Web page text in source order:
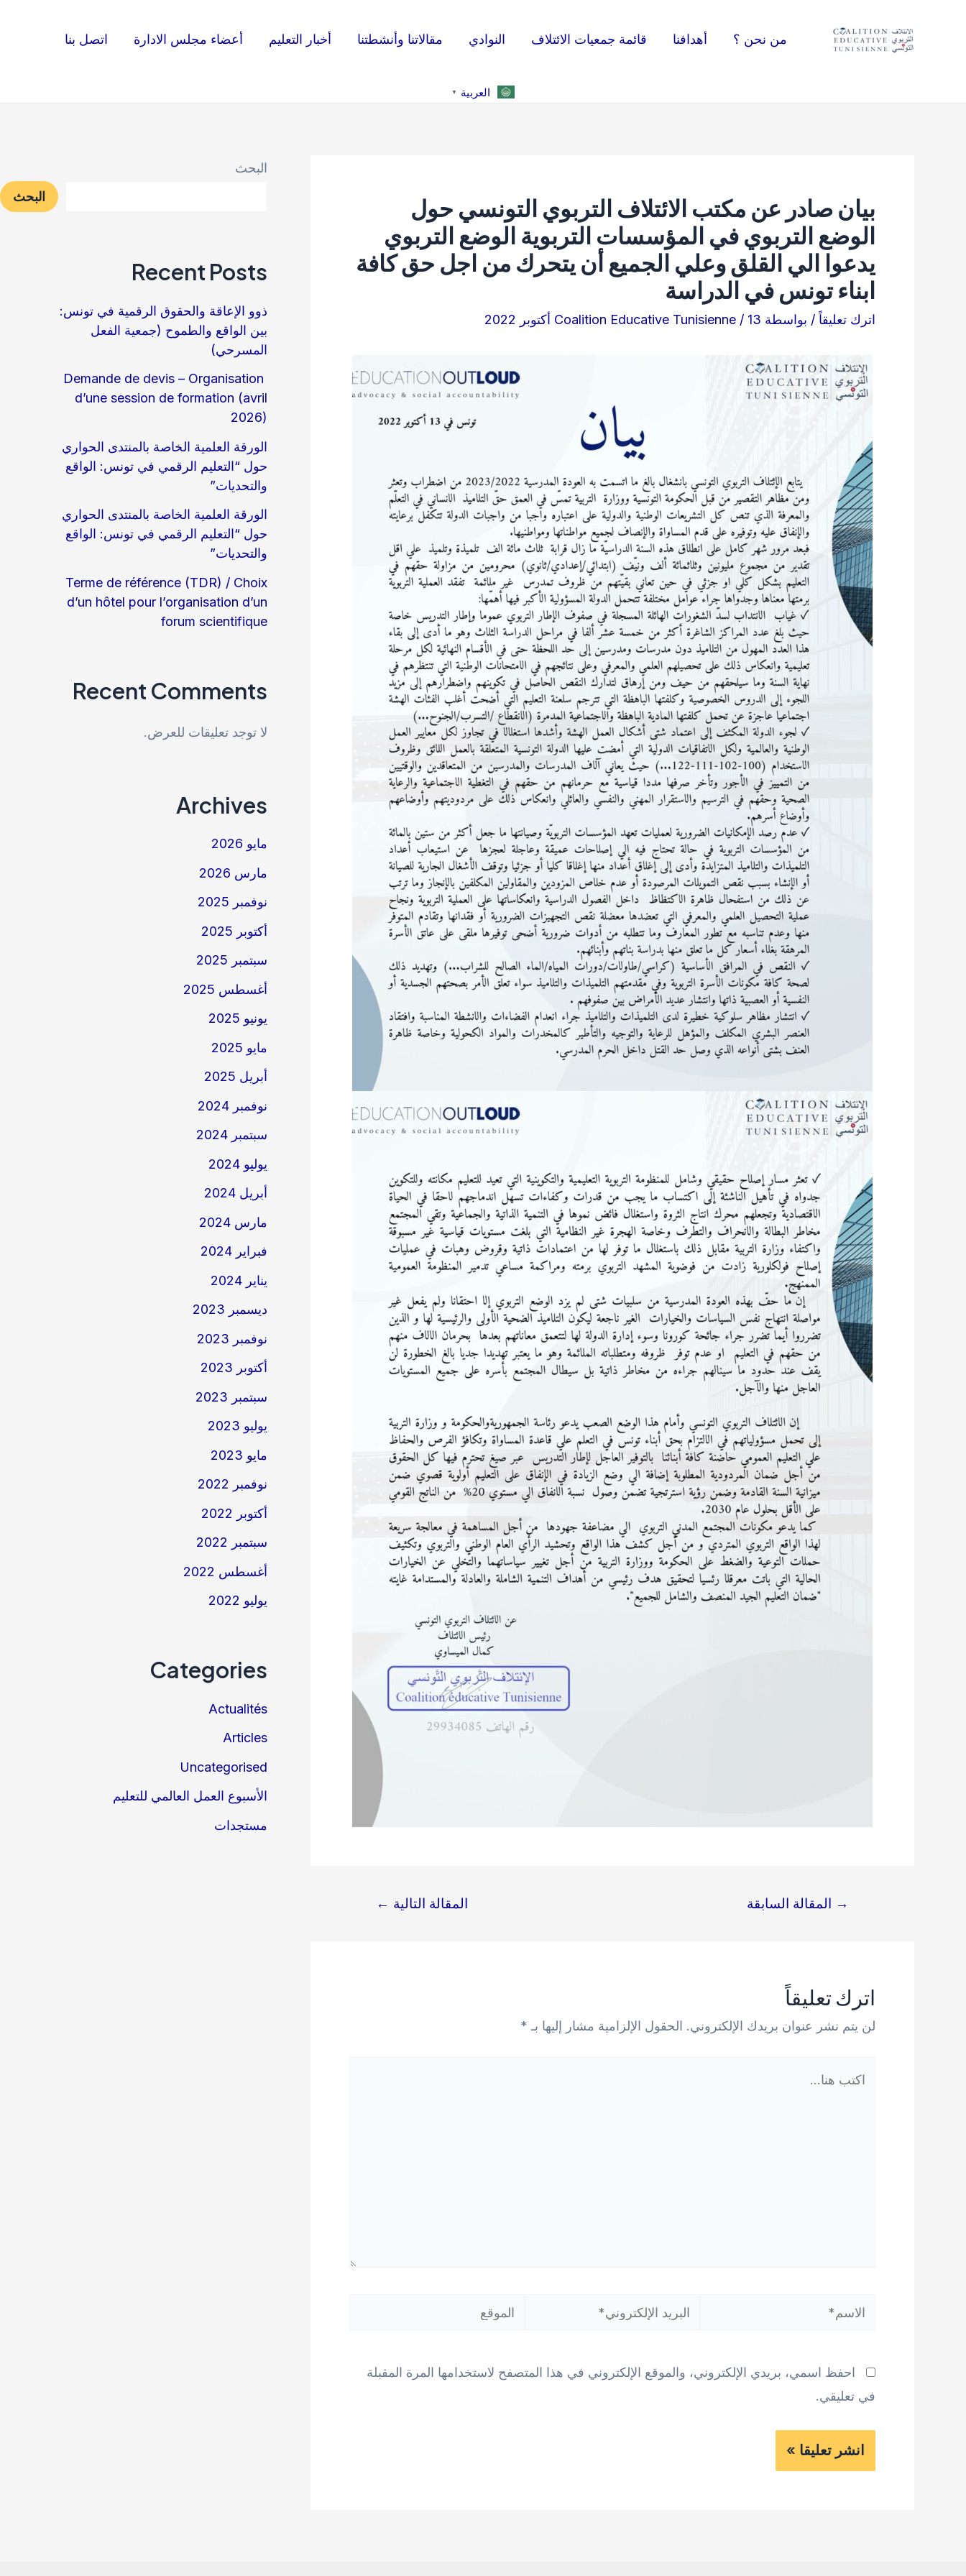
من نحن ؟ أهدافنا قائمة جمعيات الائتلاف النوادي مقالاتنا وأنشطتنا أخبار التعليم أعضاء مجلس الادارة اتصل بنا
العربية ▼
بيان صادر عن مكتب الائتلاف التربوي التونسي حول
الوضع التربوي في المؤسسات التربوية الوضع التربوي
يدعوا الي القلق وعلي الجميع أن يتحرك من اجل حق كافة
ابناء تونس في الدراسة
اترك تعليقاً / بواسطة Coalition Educative Tunisienne / 13 أكتوبر 2022
تصفّح→ المقالة السابقة المقالة التالية ←
اترك تعليقاً
لن يتم نشر عنوان بريدك الإلكتروني. الحقول الإلزامية مشار إليها بـ *
الاسم*
البريد
الموقع
احفظ اسمي، بريدي الإلكتروني، والموقع الإلكتروني في هذا المتصفح لاستخدامها المرة المقبلة
في تعليقي.
البحث
البحث
Recent Posts
ذوو الإعاقة والحقوق الرقمية في تونس:
بين الواقع والطموح (جمعية الفعل
المسرحي)
Demande de devis – Organisation
d’une session de formation (avril
2026)
الورقة العلمية الخاصة بالمنتدى الحواري
حول “التعليم الرقمي في تونس: الواقع
والتحديات”
الورقة العلمية الخاصة بالمنتدى الحواري
حول “التعليم الرقمي في تونس: الواقع
والتحديات”
Terme de référence (TDR) / Choix
d’un hôtel pour l’organisation d’un
forum scientifique
Recent Comments
لا توجد تعليقات للعرض.
Archives
مايو 2026
مارس 2026
نوفمبر 2025
أكتوبر 2025
سبتمبر 2025
أغسطس 2025
يونيو 2025
مايو 2025
أبريل 2025
نوفمبر 2024
سبتمبر 2024
يوليو 2024
أبريل 2024
مارس 2024
فبراير 2024
يناير 2024
ديسمبر 2023
نوفمبر 2023
أكتوبر 2023
سبتمبر 2023
يوليو 2023
مايو 2023
نوفمبر 2022
أكتوبر 2022
سبتمبر 2022
أغسطس 2022
يوليو 2022
Categories
Actualités
Articles
Uncategorised
الأسبوع العمل العالمي للتعليم
مستجدات